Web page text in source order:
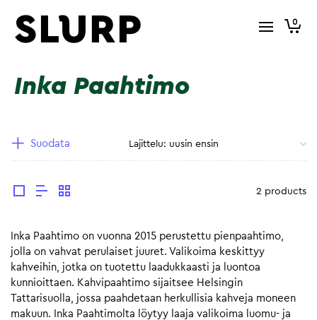
0
Inka Paahtimo
Suodata
2 products
Inka Paahtimo on vuonna 2015 perustettu pienpaahtimo,
jolla on vahvat perulaiset juuret. Valikoima keskittyy
kahveihin, jotka on tuotettu laadukkaasti ja luontoa
kunnioittaen. Kahvipaahtimo sijaitsee Helsingin
Tattarisuolla, jossa paahdetaan herkullisia kahveja moneen
makuun. Inka Paahtimolta löytyy laaja valikoima luomu- ja